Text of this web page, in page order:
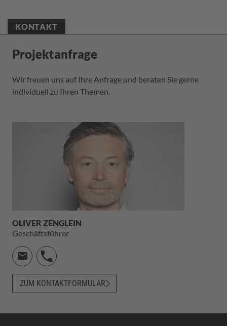
KONTAKT
Projektanfrage
Wir freuen uns auf Ihre Anfrage und beraten Sie gerne
individuell zu Ihren Themen.
OLIVER ZENGLEIN
Geschäftsführer
ZUM KONTAKTFORMULAR